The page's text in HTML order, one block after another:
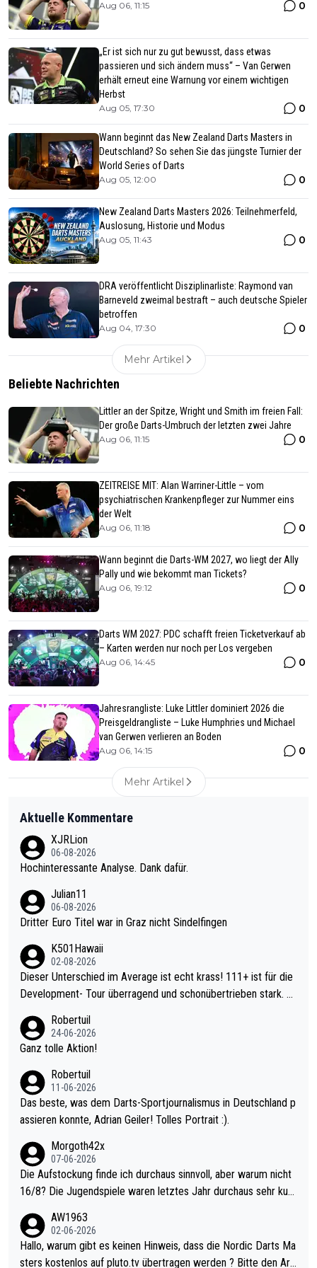
Aug 06, 11:15 0
„Er ist sich nur zu gut bewusst, dass etwas
passieren und sich ändern muss“ – Van Gerwen
erhält erneut eine Warnung vor einem wichtigen
Herbst
Aug 05, 17:30 0
Wann beginnt das New Zealand Darts Masters in
Deutschland? So sehen Sie das jüngste Turnier der
World Series of Darts
Aug 05, 12:00 0
New Zealand Darts Masters 2026: Teilnehmerfeld,
Auslosung, Historie und Modus
Aug 05, 11:43 0
DRA veröffentlicht Disziplinarliste: Raymond van
Barneveld zweimal bestraft – auch deutsche Spieler
betroffen
Aug 04, 17:30 0
Mehr Artikel
Beliebte Nachrichten
Littler an der Spitze, Wright und Smith im freien Fall:
Der große Darts-Umbruch der letzten zwei Jahre
Aug 06, 11:15 0
ZEITREISE MIT: Alan Warriner-Little – vom
psychiatrischen Krankenpfleger zur Nummer eins
der Welt
Aug 06, 11:18 0
Wann beginnt die Darts-WM 2027, wo liegt der Ally
Pally und wie bekommt man Tickets?
Aug 06, 19:12 0
Darts WM 2027: PDC schafft freien Ticketverkauf ab
– Karten werden nur noch per Los vergeben
Aug 06, 14:45 0
Jahresrangliste: Luke Littler dominiert 2026 die
Preisgeldrangliste – Luke Humphries und Michael
van Gerwen verlieren an Boden
Aug 06, 14:15 0
Mehr Artikel
Aktuelle Kommentare
XJRLion
06-08-2026
Hochinteressante Analyse. Dank dafür.
Julian11
06-08-2026
Dritter Euro Titel war in Graz nicht Sindelfingen
K501Hawaii
02-08-2026
Dieser Unterschied im Average ist echt krass! 111+ ist für die
Development- Tour überragend und schonübertrieben stark. U
mal 40+ erst recht. Da gewinnst keinen Blumentopf - ist ja noc
h krasser wie ein Pokalspiel eines Kreisligisten vs einem Bund
Robertuil
24-06-2026
Ganz tolle Aktion!
Robertuil
11-06-2026
Das beste, was dem Darts-Sportjournalismus in Deutschland p
assieren konnte, Adrian Geiler! Tolles Portrait :).
Morgoth42x
07-06-2026
Die Aufstockung finde ich durchaus sinnvoll, aber warum nicht
16/8? Die Jugendspiele waren letztes Jahr durchaus sehr kurz
Allerdings ist Mitchell Lawrie als Nummer 1 der Welt eh qualifi
ziert. Somit ändert die automatische Qualifikation des Weltmei
sters erstmal nichts. Ich denke sie wollen damit für nächstes J
AW1963
02-06-2026
Hallo, warum gibt es keinen Hinweis, dass die Nordic Darts Ma
sters kostenlos auf pluto.tv übertragen werden ? Bitte den Arti